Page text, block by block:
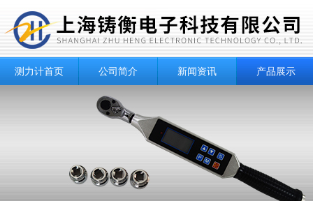
测力计首页 公司简介 新闻资讯 产品展示